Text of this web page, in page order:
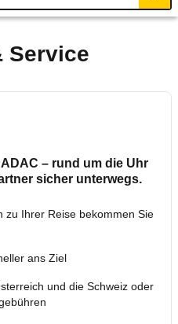
Service
– rund um die Uhr
sicher unterwegs.
zu Ihrer Reise bekommen Sie
ans Ziel
und die Schweiz oder